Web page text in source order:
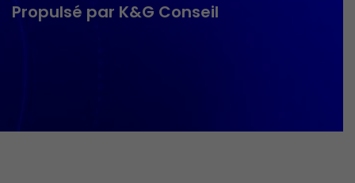
Propulsé par K&G Conseil